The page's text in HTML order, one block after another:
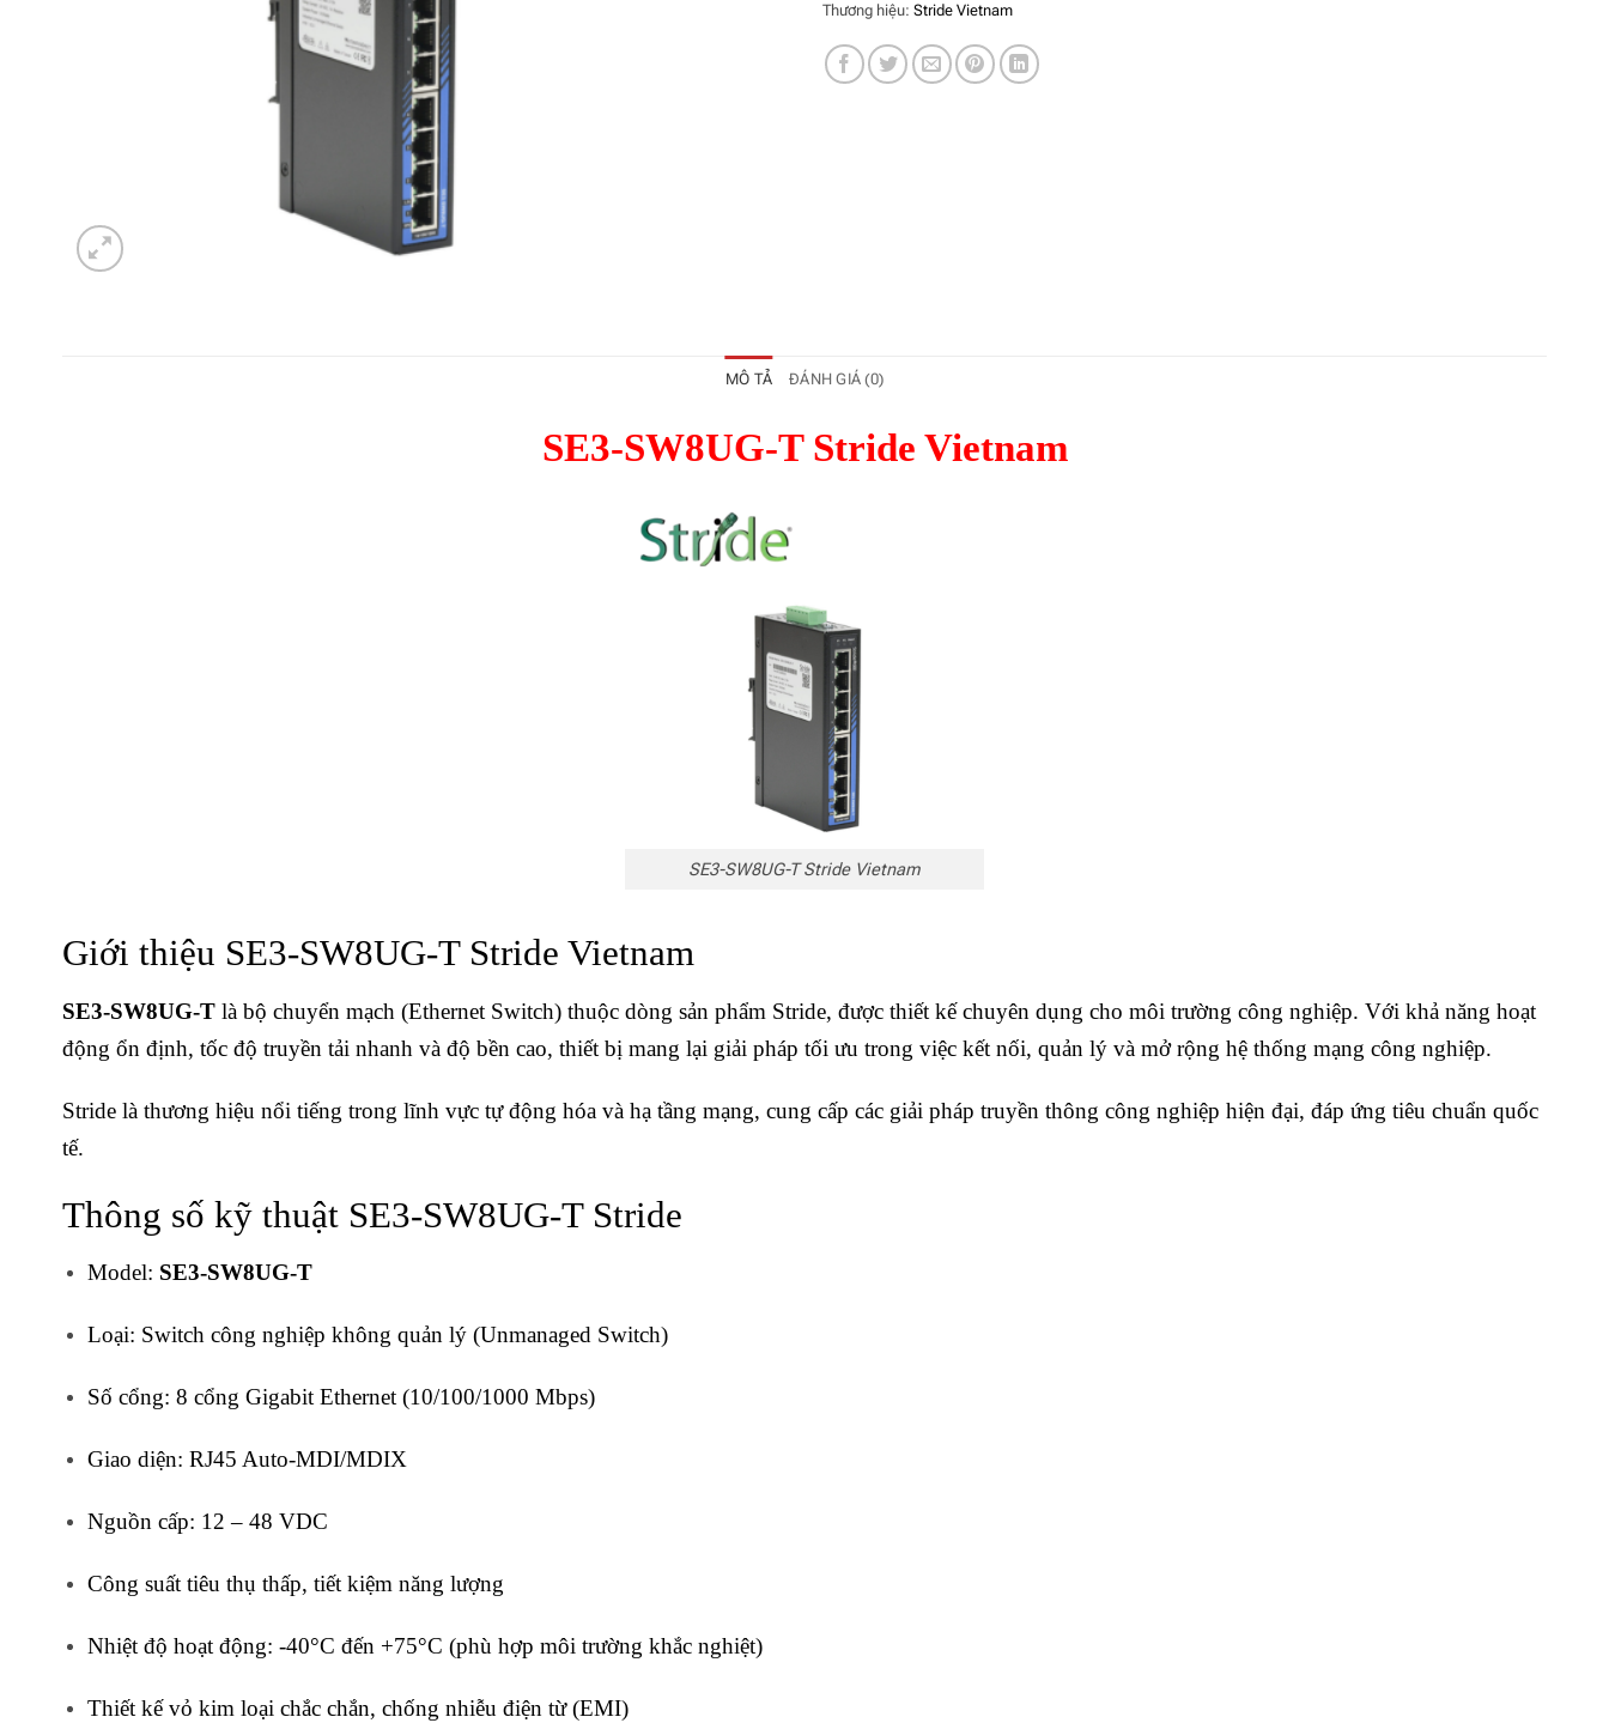
Thương hiệu: Stride Vietnam
MÔ TẢ ĐÁNH GIÁ (0)
SE3-SW8UG-T Stride Vietnam
SE3-SW8UG-T Stride Vietnam
Giới thiệu SE3-SW8UG-T Stride Vietnam
SE3-SW8UG-T là bộ chuyển mạch (Ethernet Switch) thuộc dòng sản phẩm Stride, được thiết kế chuyên dụng cho môi trường công nghiệp. Với khả năng hoạt
động ổn định, tốc độ truyền tải nhanh và độ bền cao, thiết bị mang lại giải pháp tối ưu trong việc kết nối, quản lý và mở rộng hệ thống mạng công nghiệp.
Stride là thương hiệu nổi tiếng trong lĩnh vực tự động hóa và hạ tầng mạng, cung cấp các giải pháp truyền thông công nghiệp hiện đại, đáp ứng tiêu chuẩn quốc
tế.
Thông số kỹ thuật SE3-SW8UG-T Stride
Model: SE3-SW8UG-T
Loại: Switch công nghiệp không quản lý (Unmanaged Switch)
Số cổng: 8 cổng Gigabit Ethernet (10/100/1000 Mbps)
Giao diện: RJ45 Auto-MDI/MDIX
Nguồn cấp: 12 – 48 VDC
Công suất tiêu thụ thấp, tiết kiệm năng lượng
Nhiệt độ hoạt động: -40°C đến +75°C (phù hợp môi trường khắc nghiệt)
Thiết kế vỏ kim loại chắc chắn, chống nhiễu điện từ (EMI)